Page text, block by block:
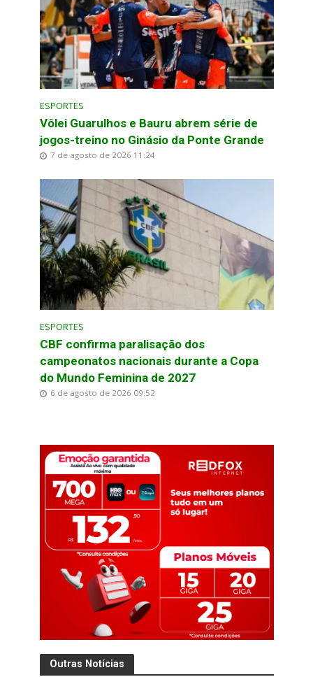
ESPORTES
Vôlei Guarulhos e Bauru abrem série de
jogos-treino no Ginásio da Ponte Grande
7 de agosto de 2026 11:24
ESPORTES
CBF confirma paralisação dos
campeonatos nacionais durante a Copa
do Mundo Feminina de 2027
6 de agosto de 2026 09:52
Outras Notícias